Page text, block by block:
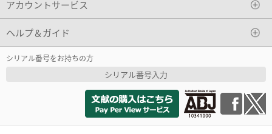
アカウントサービス
ヘルプ＆ガイド
シリアル番号をお持ちの方
シリアル番号入力